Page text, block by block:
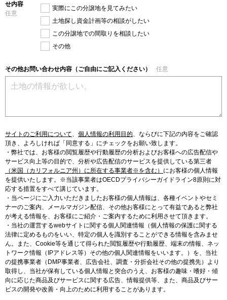
せ内容
任意
実際にこの分譲地を見てみたい
土地探し資金計画等の相談がしたい
この分譲地での間取りを相談したい
その他
その他お問い合わせ内容（ご自由にご記入ください） 任意
サイトのご利用について、 個人情報の利用目的、 ならびに下記の内容をご確認
頂き、よろしければ「同意する」にチェックをお願い致します。
・弊社では、お客様の閲覧履歴や行動履歴の分析およびお客様への広告配信や
サービス向上等の目的で、分析や広告配信のサービスを提供している第三者
（米国（カリフォルニア州）に所在する事業者※を含む） にお客様の個人情報
を提供いたします。※当該事業者はOECDプライバシーガイドライン8原則に対
応する措置をすべて講じています。
・当ページにご入力いただきましたお客様の個人情報は、各種イベントやセミ
ナーのご案内、メールマガジン配信、その他お客様にとって有益であると弊社
が考える情報を、お客様にご紹介・ご案内するために利用させて頂きます。
・当社の運営するwebサイトに関する個人関連情報（個人情報の保護に関する
法律に定めるものをいい、特定の個人を識別することができる情報を含みませ
ん。また、Cookie等を通じて得られた閲覧履歴や行動履歴、端末の情報、ネッ
トワーク情報（IPアドレス等）その他の個人関連情報をいいます。）を、当社
の提携事業者（DMP事業者、広告会社、調査・分折会社その他の提携先）より
取得し、当社が保有している個人情報と突合のうえ、お客様の趣味・嗜好・傾
向に応じた商品及びサービスに関する広告、情報提供等、また、商品及びサー
ビスの開発や改善・向上のために利用することがあります。